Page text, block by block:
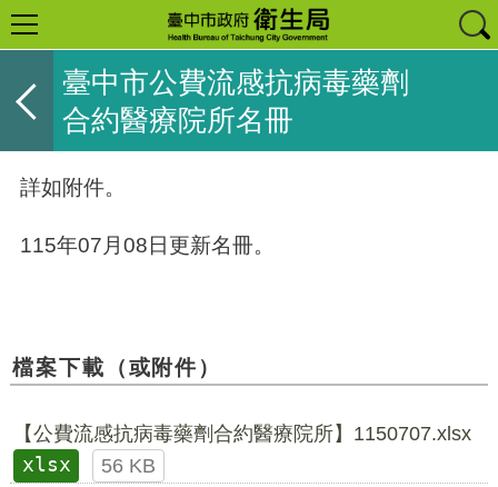
臺中市公費流感抗病毒藥劑
合約醫療院所名冊
詳如附件。
115年07月08日更新名冊。
檔案下載（或附件）
【公費流感抗病毒藥劑合約醫療院所】1150707.xlsx
xlsx
56 KB